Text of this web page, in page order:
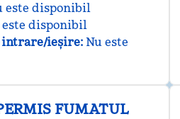
este disponibil
este disponibil
ieșire: Nu este
FUMATUL